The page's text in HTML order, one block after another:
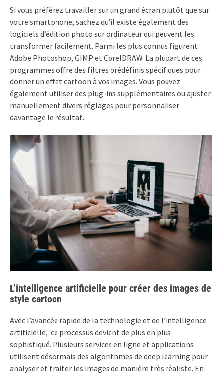
Si vous préférez travailler sur un grand écran plutôt que sur
votre smartphone, sachez qu’il existe également des
logiciels d’édition photo sur ordinateur qui peuvent les
transformer facilement. Parmi les plus connus figurent
Adobe Photoshop, GIMP et CorelDRAW. La plupart de ces
programmes offre des filtres prédéfinis spécifiques pour
donner un effet cartoon à vos images. Vous pouvez
également utiliser des plug-ins supplémentaires ou ajuster
manuellement divers réglages pour personnaliser
davantage le résultat.
L’intelligence artificielle pour créer des images de
style cartoon
Avec l’avancée rapide de la technologie et de l’intelligence
artificielle, ce processus devient de plus en plus
sophistiqué. Plusieurs services en ligne et applications
utilisent désormais des algorithmes de deep learning pour
analyser et traiter les images de manière très réaliste. En